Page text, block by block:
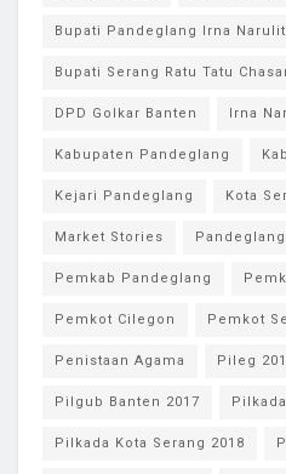
Bupati Pandeglang Irna
Bupati Serang Ratu Tatu
DPD Golkar Banten Irna
Kabupaten Pandeglang
Kejari Pandeglang Kota
Market Stories Pandeglang
Pemkab Pandeglang
Pemkot Cilegon Pemkot
Penistaan Agama Pileg
Pilgub Banten 2017
Pilkada Kota Serang 2018